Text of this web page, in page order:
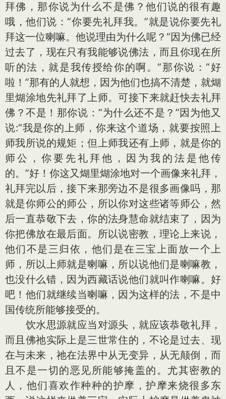
拜佛，那你说为什么不是佛？他们说的很有趣
哦，他们说：“你要先礼拜我。”就是说你要先礼
拜这一位喇嘛。他说理由为什么呢？“因为佛已经
过去了，现在只有我能够说佛法，而且你现在所
听的法，就是我传授给你的啊。”那你说：“好
啦！”那有的人就想，因为他们也搞不清楚，就煳
里煳涂地先礼拜了上师。可接下来就赶快去礼拜
佛？不是！那你说：“为什么还不是？”因为他又
说:“我是你的上师，你来这个道场，就要按照上
师我所说的规矩；但上师我还有上师，就是你的
师公，你要先礼拜他，因为我的法是他传
的。”好！你这又煳里煳涂地对一个画像来礼拜，
礼拜完以后，接下来那旁边不是很多画像吗，那
就是你师公的师公，所以你对这些诸等师公，然
后一直恭敬下去，你的法身慧命就结束了，因为
你把佛放在最后面。所以说密教，理论上来说，
他们不是三归依，他们是在三宝上面放一个上
师，所以上师就是喇嘛，所以说他们是喇嘛教，
也没什么错，因为西藏话说他们就叫作喇嘛。好
吧！他们就继续当喇嘛，因为这样的法，不是中
国传统所能够接受的。
饮水思源就应当对源头，就应该恭敬礼拜，
而且佛祂实际上是三世常住的，不论是过去、现
在与未来，祂在法界中从无变异，从无颠倒，而
且不是一切的恶见所能够掩盖的。尤其密教的
人，他们喜欢作种种的护摩，护摩来烧很多东